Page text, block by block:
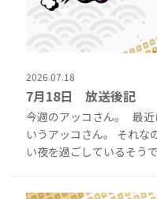
2026.07.18
7月18日 放送後記
今週のアッコさん。 最
いうアッコさん。 それな
い夜を過ごしているそう